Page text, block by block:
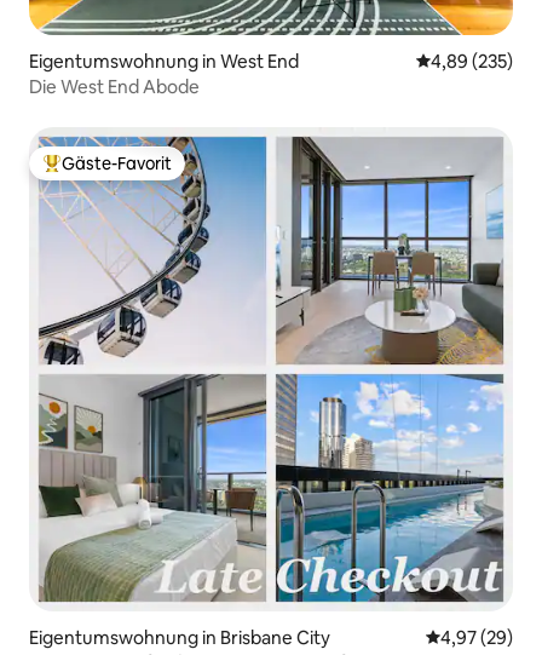
Eigentumswohnung in West End
4,89 (235)
Die West End Abode
Beliebter Gäste-Favorit.
Gäste-Favorit
Eigentumswohnung in Brisbane City
4,97 (29)